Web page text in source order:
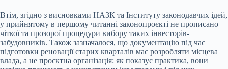
Втім, згідно з висновками НАЗК та Інституту законодавчих ідей,
у прийнятому в першому читанні законопроєкті не прописано
чіткої та прозорої процедури вибору таких інвесторів-
забудовників. Також зазначалося, що документацію під час
підготовки реновації старих кварталів має розробляти місцева
влада, а не проєктна організація: як показує практика, вони